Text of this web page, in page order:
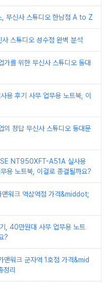
, 무신사 스튜디오 한남점 A to Z
스튜디오 성수점 완벽 분석
가를 위한 무신사 스튜디오 동대
용 후기 사무 업무용 노트북, 이
의 정답 무신사 스튜디오 동대문
SE NT950XFT-A51A 실사용
용 노트북, 이걸로 종결될까요?
맨워크 역삼역점 가격&middot;
, 40만원대 사무 업무용 노트
?
맨워크 군자역 1호점 가격&mid
리